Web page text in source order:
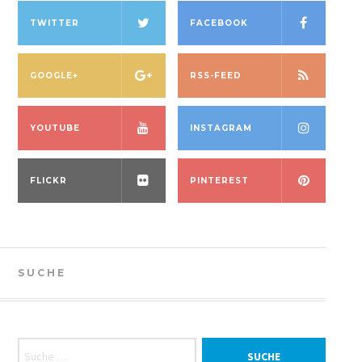
TWITTER FACEBOOK
GOOGLE+ RSS-FEED
YOUTUBE INSTAGRAM
FLICKR PINTEREST
SUCHE